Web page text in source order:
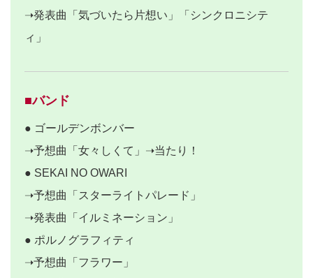
➝発表曲「気づいたら片想い」「シンクロニシテ
ィ」
■バンド
● ゴールデンボンバー
➝予想曲「女々しくて」➝当たり！
● SEKAI NO OWARI
➝予想曲「スターライトパレード」
➝発表曲「イルミネーション」
● ポルノグラフィティ
➝予想曲「フラワー」